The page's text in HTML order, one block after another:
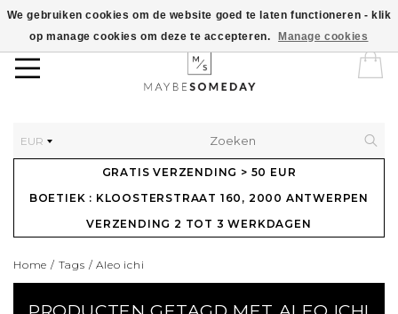
EUR
GRATIS VERZENDING > 50 EUR
BOETIEK : KLOOSTERSTRAAT 160, 2000 ANTWERPEN
VERZENDING 2 TOT 3 WERKDAGEN
Home / Tags /Aleo ichi
We gebruiken cookies om de website goed te laten functioneren - klik
op manage cookies om deze te accepteren.
Manage cookies